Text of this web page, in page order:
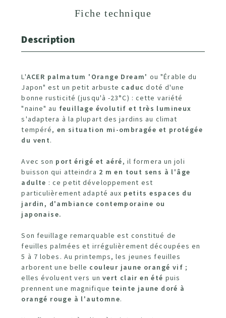
Fiche technique
Description
L'ACER palmatum 'Orange Dream' ou "Érable du
Japon" est un petit arbuste caduc doté d'une
bonne rusticité (jusqu'à -23°C) : cette variété
"naine" au feuillage évolutif et très lumineux
s'adaptera à la plupart des jardins au climat
tempéré, en situation mi-ombragée et protégée
du vent.
Avec son port érigé et aéré, il formera un joli
buisson qui atteindra 2 m en tout sens à l'âge
adulte : ce petit développement est
particulièrement adapté aux petits espaces du
jardin, d'ambiance contemporaine ou
japonaise.
Son feuillage remarquable est constitué de
feuilles palmées et irrégulièrement découpées en
5 à 7 lobes. Au printemps, les jeunes feuilles
arborent une belle couleur jaune orangé vif ;
elles évoluent vers un vert clair en été puis
prennent une magnifique teinte jaune doré à
orangé rouge à l'automne.